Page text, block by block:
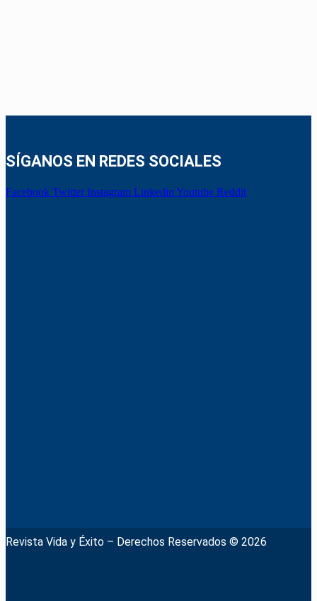
SÍGANOS EN REDES SOCIALES
Facebook Twitter Instagram Linkedin Youtube Reddit
Revista Vida y Éxito – Derechos Reservados © 2026